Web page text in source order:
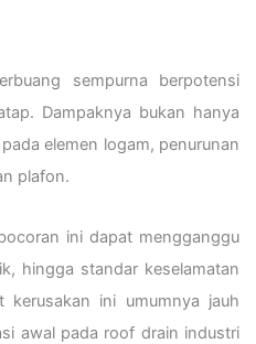
sempurna berpotensi
Dampaknya bukan hanya
elemen logam, penurunan
plafon.
ini dapat mengganggu
hingga standar keselamatan
kerusakan ini umumnya jauh
awal pada roof drain industri